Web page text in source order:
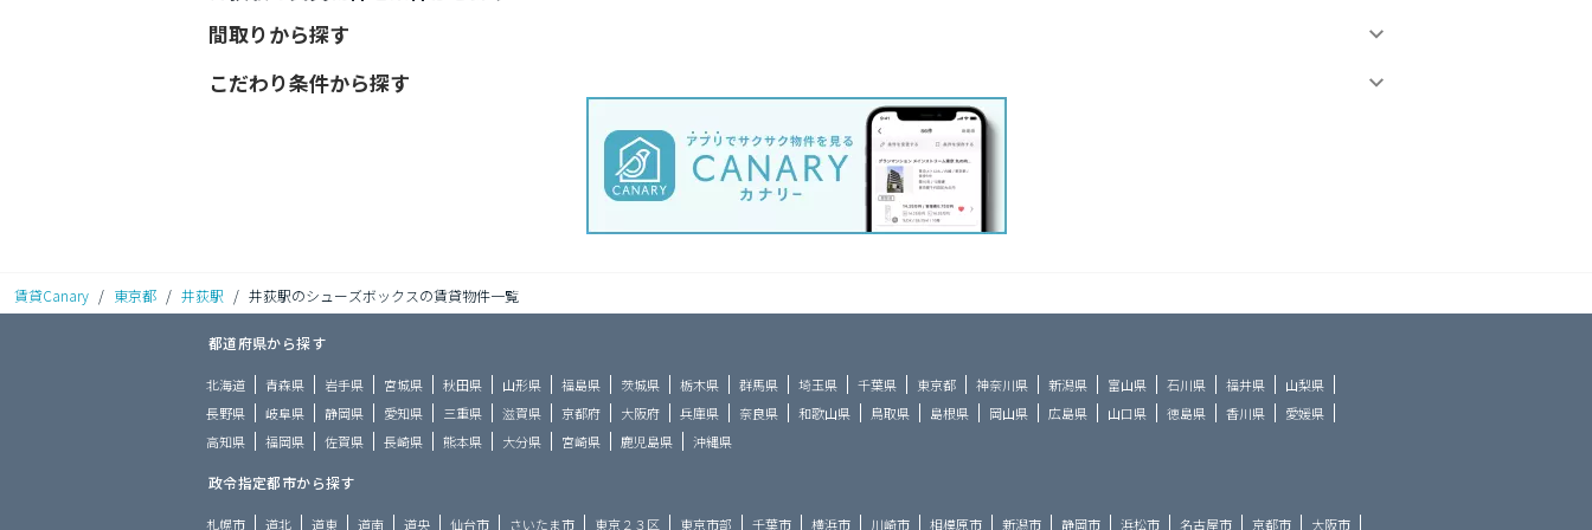
間取りから探す
こだわり条件から探す
賃貸Canary / 東京都 / 井荻駅 / 井荻駅のシューズボックスの賃貸物件一覧
都道府県から探す
北海道 青森県 岩手県 宮城県 秋田県 山形県 福島県 茨城県 栃木県 群馬県 埼玉県 千葉県 東京都 神奈川県 新潟県 富山県 石川県 福井県
山梨県
長野県
岐阜県 静岡県 愛知県 三重県 滋賀県 京都府 大阪府 兵庫県 奈良県 和歌山県 鳥取県 島根県 岡山県 広島県 山口県 徳島県 香川県
愛媛県
高知県
福岡県 佐賀県 長崎県 熊本県 大分県 宮崎県 鹿児島県 沖縄県
政令指定都市から探す
札幌市 道北 道東 道南 道央 仙台市 さいたま市 東京２３区 東京市部 千葉市 横浜市 川崎市 相模原市 新潟市 静岡市 浜松市 名古屋市 京都市 大阪市